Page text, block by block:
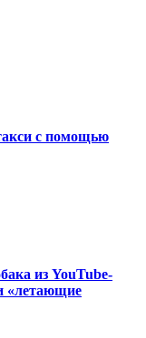
с помощью
из YouTube-
«летающие